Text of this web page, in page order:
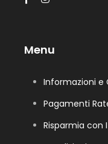
Menu
Informazioni e
Pagamenti
Risparmia con